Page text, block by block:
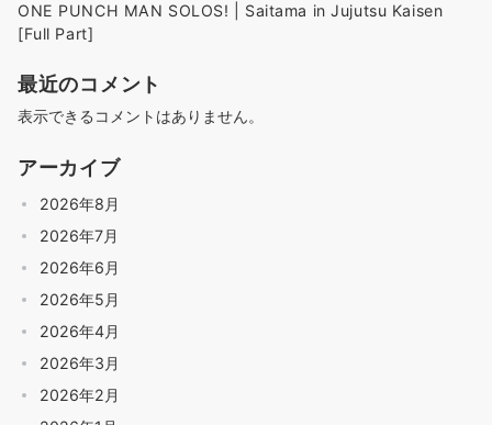
ONE PUNCH MAN SOLOS! | Saitama in Jujutsu Kaisen
[Full Part]
最近のコメント
表示できるコメントはありません。
アーカイブ
2026年8月
2026年7月
2026年6月
2026年5月
2026年4月
2026年3月
2026年2月